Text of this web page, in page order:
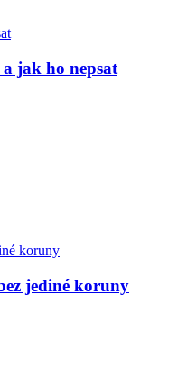
jak ho nepsat
jediné koruny